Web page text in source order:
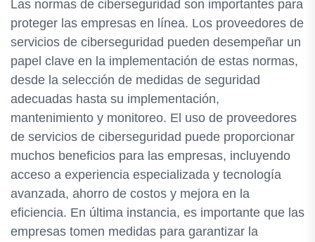
Las normas de ciberseguridad son importantes para
proteger las empresas en línea. Los proveedores de
servicios de ciberseguridad pueden desempeñar un
papel clave en la implementación de estas normas,
desde la selección de medidas de seguridad
adecuadas hasta su implementación,
mantenimiento y monitoreo. El uso de proveedores
de servicios de ciberseguridad puede proporcionar
muchos beneficios para las empresas, incluyendo
acceso a experiencia especializada y tecnología
avanzada, ahorro de costos y mejora en la
eficiencia. En última instancia, es importante que las
empresas tomen medidas para garantizar la